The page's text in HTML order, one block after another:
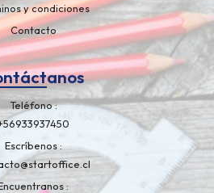
y condiciones
Contacto
Teléfono
Escríbenos